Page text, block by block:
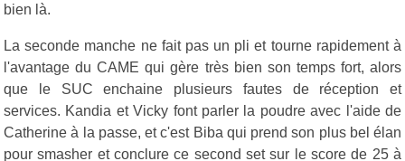
bien là.
La seconde manche ne fait pas un pli et tourne rapidement à
l'avantage du CAME qui gère très bien son temps fort, alors
que le SUC enchaine plusieurs fautes de réception et
services. Kandia et Vicky font parler la poudre avec l'aide de
Catherine à la passe, et c'est Biba qui prend son plus bel élan
pour smasher et conclure ce second set sur le score de 25 à